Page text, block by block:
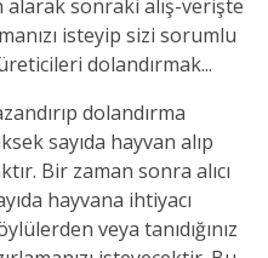
sonraki alış-verişte
isteyip sizi sorumlu
dolandırmak...
dolandırma
sayıda hayvan alıp
Bir zaman sonra alıcı
hayvana ihtiyacı
veya tanıdığınız